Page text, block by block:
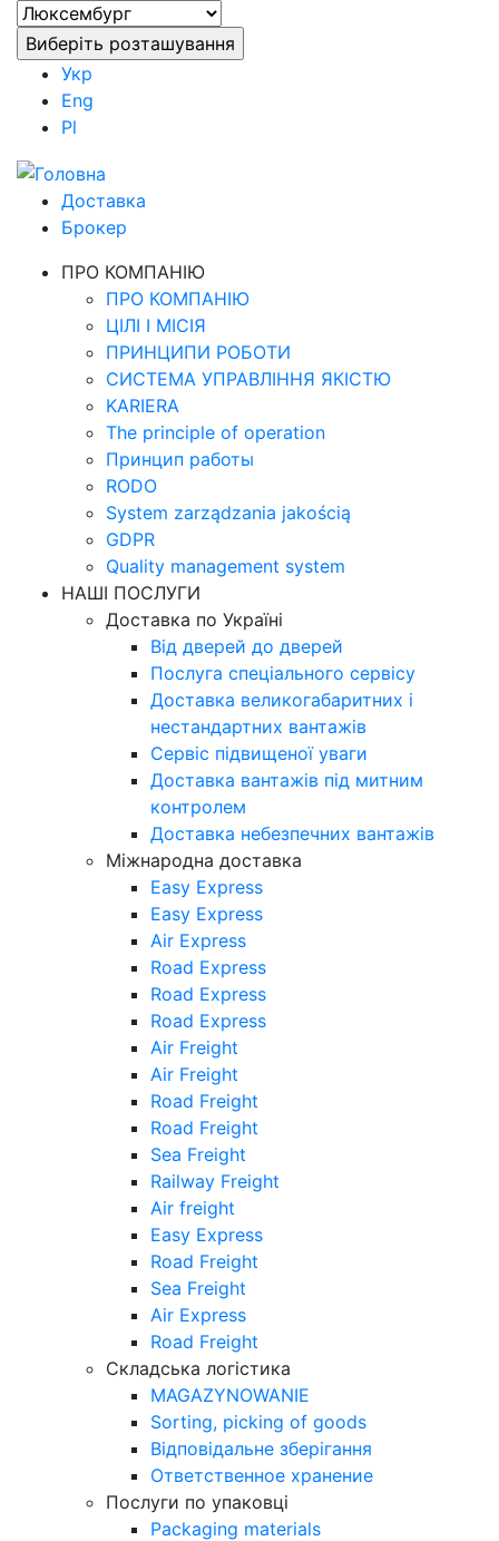
Укр
Eng
Pl
Доставка
Брокер
ПРО КОМПАНІЮ
ПРО КОМПАНІЮ
ЦІЛІ І МІСІЯ
ПРИНЦИПИ РОБОТИ
СИСТЕМА УПРАВЛІННЯ ЯКІСТЮ
KARIERA
The principle of operation
Принцип работы
RODO
System zarządzania jakością
GDPR
Quality management system
НАШІ ПОСЛУГИ
Доставка по Україні
Від дверей до дверей
Послуга спеціального сервісу
Доставка великогабаритних і
нестандартних вантажів
Сервіс підвищеної уваги
Доставка вантажів під митним
контролем
Доставка небезпечних вантажів
Міжнародна доставка
Easy Express
Easy Express
Air Express
Road Express
Road Express
Road Express
Air Freight
Air Freight
Road Freight
Road Freight
Sea Freight
Railway Freight
Air freight
Easy Express
Road Freight
Sea Freight
Air Express
Road Freight
Складська логістика
MAGAZYNOWANIE
Sorting, picking of goods
Відповідальне зберігання
Ответственное хранение
Послуги по упаковці
Packaging materials